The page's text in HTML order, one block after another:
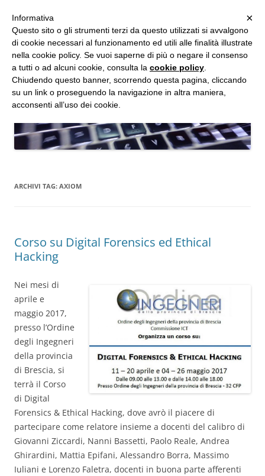
Vai
al
contenuto
Studio d'Informatica Forense
Perizie Informatiche Forensi, CTP e CTU in Processi Civili e Penali
ARCHIVI TAG: AXIOM
Corso su Digital Forensics ed Ethical
Hacking
Nei mesi di
aprile e
maggio 2017,
presso l’Ordine
degli Ingegneri
della provincia
di Brescia, si
terrà il Corso
di Digital
Forensics & Ethical Hacking, dove avrò il piacere di
partecipare come relatore insieme a docenti del calibro di
Giovanni Ziccardi, Nanni Bassetti, Paolo Reale, Andrea
Ghirardini, Mattia Epifani, Alessandro Borra, Massimo
Iuliani e Lorenzo Faletra, docenti in buona parte afferenti
MENU ×
Informativa
Questo sito o gli strumenti terzi da questo utilizzati si avvalgono
di cookie necessari al funzionamento ed utili alle finalità illustrate
nella cookie policy. Se vuoi saperne di più o negare il consenso
a tutti o ad alcuni cookie, consulta la cookie policy
Chiudendo questo banner, scorrendo questa pagina, cliccando
su un link o proseguendo la navigazione in altra maniera,
acconsenti all’uso dei cookie.